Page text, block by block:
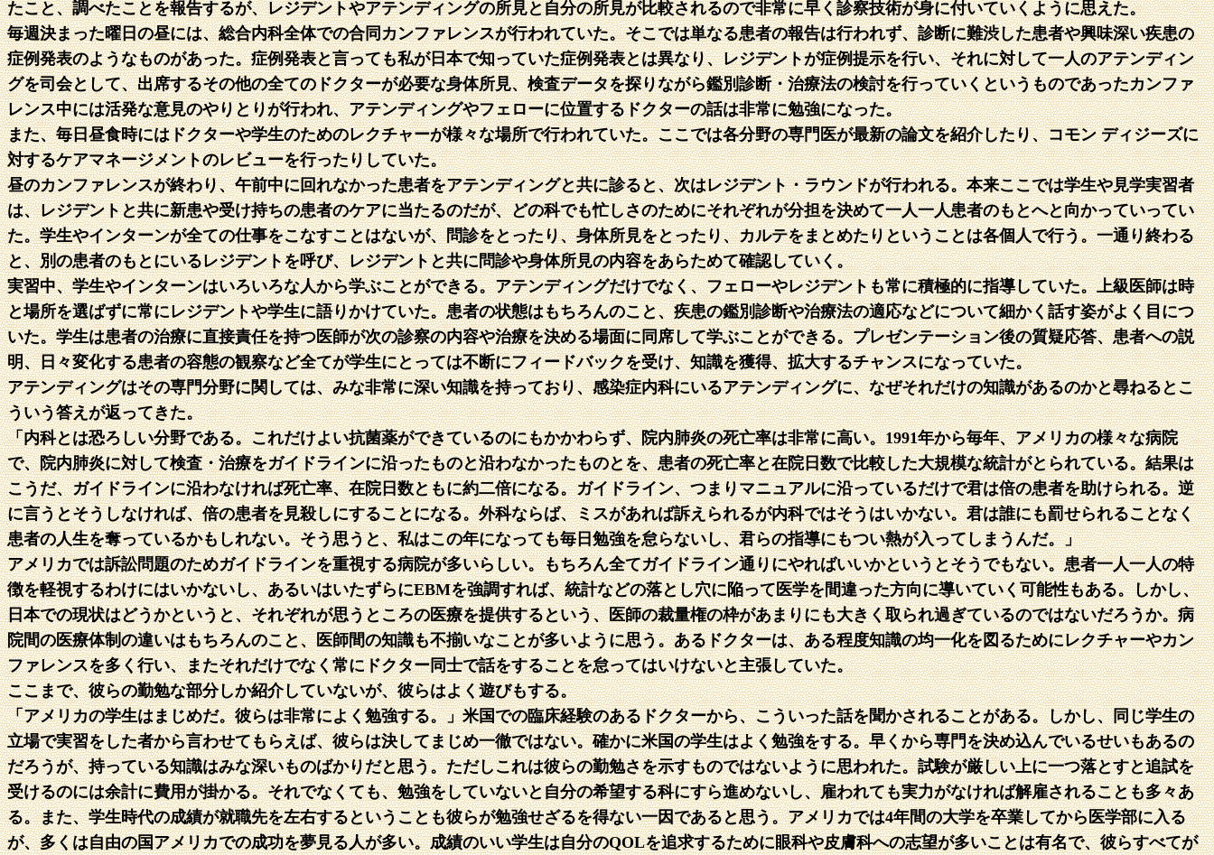
たこと、調べたことを報告するが、レジデントやアテンディングの所見と自分の所見が比較されるので非常に早く診察技術が身に付いていくように思えた。
毎週決まった曜日の昼には、総合内科全体での合同カンファレンスが行われていた。そこでは単なる患者の報告は行われず、診断に難渋した患者や興味深い疾患の
症例発表のようなものがあった。症例発表と言っても私が日本で知っていた症例発表とは異なり、レジデントが症例提示を行い、それに対して一人のアテンディン
グを司会として、出席するその他の全てのドクターが必要な身体所見、検査データを探りながら鑑別診断・治療法の検討を行っていくというものであったカンファ
レンス中には活発な意見のやりとりが行われ、アテンディングやフェローに位置するドクターの話は非常に勉強になった。
また、毎日昼食時にはドクターや学生のためのレクチャーが様々な場所で行われていた。ここでは各分野の専門医が最新の論文を紹介したり、コモン ディジーズに
対するケアマネージメントのレビューを行ったりしていた。
昼のカンファレンスが終わり、午前中に回れなかった患者をアテンディングと共に診ると、次はレジデント・ラウンドが行われる。本来ここでは学生や見学実習者
は、レジデントと共に新患や受け持ちの患者のケアに当たるのだが、どの科でも忙しさのためにそれぞれが分担を決めて一人一人患者のもとへと向かっていってい
た。学生やインターンが全ての仕事をこなすことはないが、問診をとったり、身体所見をとったり、カルテをまとめたりということは各個人で行う。一通り終わる
と、別の患者のもとにいるレジデントを呼び、レジデントと共に問診や身体所見の内容をあらためて確認していく。
実習中、学生やインターンはいろいろな人から学ぶことができる。アテンディングだけでなく、フェローやレジデントも常に積極的に指導していた。上級医師は時
と場所を選ばずに常にレジデントや学生に語りかけていた。患者の状態はもちろんのこと、疾患の鑑別診断や治療法の適応などについて細かく話す姿がよく目につ
いた。学生は患者の治療に直接責任を持つ医師が次の診察の内容や治療を決める場面に同席して学ぶことができる。プレゼンテーション後の質疑応答、患者への説
明、日々変化する患者の容態の観察など全てが学生にとっては不断にフィードバックを受け、知識を獲得、拡大するチャンスになっていた。
アテンディングはその専門分野に関しては、みな非常に深い知識を持っており、感染症内科にいるアテンディングに、なぜそれだけの知識があるのかと尋ねるとこ
ういう答えが返ってきた。
「内科とは恐ろしい分野である。これだけよい抗菌薬ができているのにもかかわらず、院内肺炎の死亡率は非常に高い。1991年から毎年、アメリカの様々な病院
で、院内肺炎に対して検査・治療をガイドラインに沿ったものと沿わなかったものとを、患者の死亡率と在院日数で比較した大規模な統計がとられている。結果は
こうだ、ガイドラインに沿わなければ死亡率、在院日数ともに約二倍になる。ガイドライン、つまりマニュアルに沿っているだけで君は倍の患者を助けられる。逆
に言うとそうしなければ、倍の患者を見殺しにすることになる。外科ならば、ミスがあれば訴えられるが内科ではそうはいかない。君は誰にも罰せられることなく
患者の人生を奪っているかもしれない。そう思うと、私はこの年になっても毎日勉強を怠らないし、君らの指導にもつい熱が入ってしまうんだ。」
アメリカでは訴訟問題のためガイドラインを重視する病院が多いらしい。もちろん全てガイドライン通りにやればいいかというとそうでもない。患者一人一人の特
徴を軽視するわけにはいかないし、あるいはいたずらにEBMを強調すれば、統計などの落とし穴に陥って医学を間違った方向に導いていく可能性もある。しかし、
日本での現状はどうかというと、それぞれが思うところの医療を提供するという、医師の裁量権の枠があまりにも大きく取られ過ぎているのではないだろうか。病
院間の医療体制の違いはもちろんのこと、医師間の知識も不揃いなことが多いように思う。あるドクターは、ある程度知識の均一化を図るためにレクチャーやカン
ファレンスを多く行い、またそれだけでなく常にドクター同士で話をすることを怠ってはいけないと主張していた。
ここまで、彼らの勤勉な部分しか紹介していないが、彼らはよく遊びもする。
「アメリカの学生はまじめだ。彼らは非常によく勉強する。」米国での臨床経験のあるドクターから、こういった話を聞かされることがある。しかし、同じ学生の
立場で実習をした者から言わせてもらえば、彼らは決してまじめ一徹ではない。確かに米国の学生はよく勉強をする。早くから専門を決め込んでいるせいもあるの
だろうが、持っている知識はみな深いものばかりだと思う。ただしこれは彼らの勤勉さを示すものではないように思われた。試験が厳しい上に一つ落とすと追試を
受けるのには余計に費用が掛かる。それでなくても、勉強をしていないと自分の希望する科にすら進めないし、雇われても実力がなければ解雇されることも多々あ
る。また、学生時代の成績が就職先を左右するということも彼らが勉強せざるを得ない一因であると思う。アメリカでは4年間の大学を卒業してから医学部に入る
が、多くは自由の国アメリカでの成功を夢見る人が多い。成績のいい学生は自分のQOLを追求するために眼科や皮膚科への志望が多いことは有名で、彼らすべてが